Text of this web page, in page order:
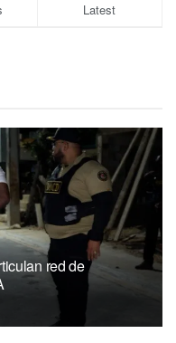
Latest
red de